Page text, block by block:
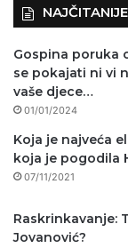
NAJČITANIJE
Gospina poruka
se pokajati ni vi
vaše djece…
01/01/2024
Koja je najveća
koja je pogodila
07/11/2021
Raskrinkavanje:
Jovanović?